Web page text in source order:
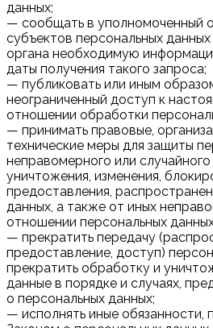
данных;
— сообщать в уполномоченный
субъектов персональных
органа необходимую
даты получения такого запроса;
— публиковать или иным
неограниченный доступ к
отношении обработки
— принимать правовые,
технические меры для защиты
неправомерного или
уничтожения, изменения,
предоставления,
данных, а также от иных
отношении персональных
— прекратить передачу
предоставление, доступ)
прекратить обработку и
данные в порядке и случаях,
о персональных данных;
— исполнять иные обязанности,